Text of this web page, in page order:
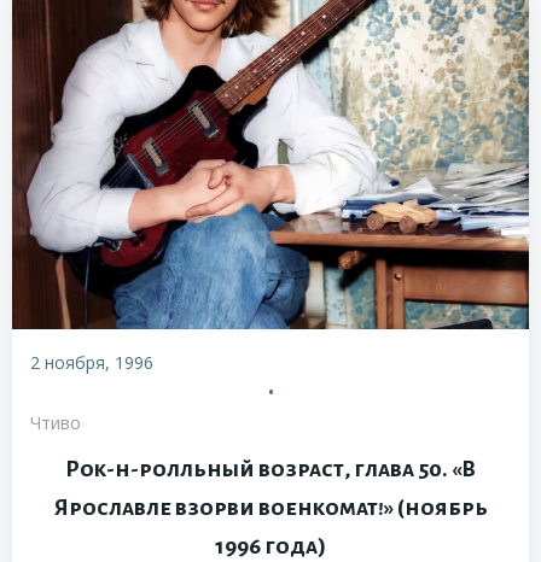
2 ноября, 1996
•
Чтиво
Рок-н-ролльный возраст, глава 50. «В
Ярославле взорви военкомат!» (ноябрь
1996 года)